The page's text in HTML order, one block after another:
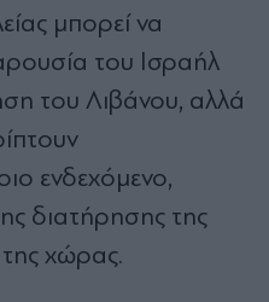
μπορεί να
του Ισραήλ
του Λιβάνου, αλλά
ενδεχόμενο,
διατήρησης της
χώρας.